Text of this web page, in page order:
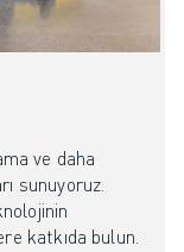
ve daha
sunuyoruz.
katkıda bulun.